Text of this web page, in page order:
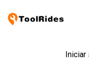
Iniciar